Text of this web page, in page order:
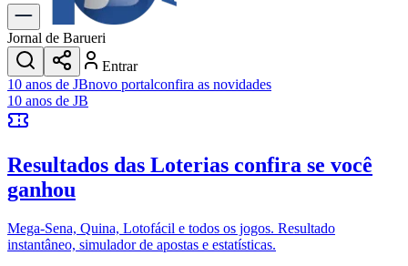
Dia a Dia & Lazer
Transportes
Gastronomia
Cinema & Shows
JogosNovo
Anuncie no Portal
Cadastrar Empresa
Divulgar Vagas
Política
Jornal de Barueri
Entrar
10 anos de JBnovo portalconfira as novidades
10 anos de JB
Resultados das Loterias confira se você
ganhou
Mega-Sena, Quina, Lotofácil e todos os jogos. Resultado
instantâneo, simulador de apostas e estatísticas.